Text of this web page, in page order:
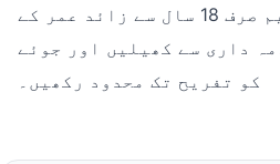
رکھتے ہوں۔ یہ گیم صرف 18 سال سے زائد عمر کے
داری سے کھیلیں اور جوئے
کو تفریح تک محدود رکھیں۔